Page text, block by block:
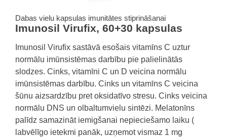
Dabas vielu kapsulas imunitātes stiprināšanai
Imunosil Virufix, 60+30 kapsulas
Imunosil Virufix sastāvā esošais vitamīns C uztur
normālu imūnsistēmas darbību pie palielinātās
slodzes. Cinks, vitamīni C un D veicina normālu
imūnsistēmas darbību. Cinks un vitamīns C veicina
šūnu aizsardzību pret oksidatīvo stresu. Cinks veicina
normālu DNS un olbaltumvielu sintēzi. Melatonīns
palīdz samazināt iemigšanai nepieciešamo laiku (
labvēlīgo ietekmi panāk, uzņemot vismaz 1 mg